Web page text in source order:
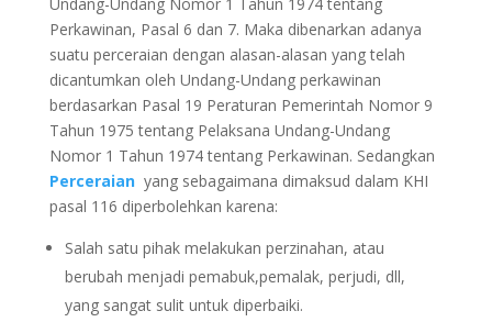
Perkawinan, Pasal 6 dan 7. Maka dibenarkan adanya
suatu perceraian dengan alasan-alasan yang telah
dicantumkan oleh Undang-Undang perkawinan
berdasarkan Pasal 19 Peraturan Pemerintah Nomor 9
Tahun 1975 tentang Pelaksana Undang-Undang
Nomor 1 Tahun 1974 tentang Perkawinan. Sedangkan
Perceraian yang sebagaimana dimaksud dalam KHI
pasal 116 diperbolehkan karena:
Salah satu pihak melakukan perzinahan, atau
berubah menjadi pemabuk,pemalak, perjudi, dll,
yang sangat sulit untuk diperbaiki.